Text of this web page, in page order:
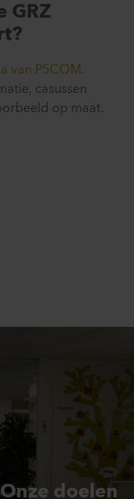
GRZ
van P5COM .
casussen
op maat.
doelen